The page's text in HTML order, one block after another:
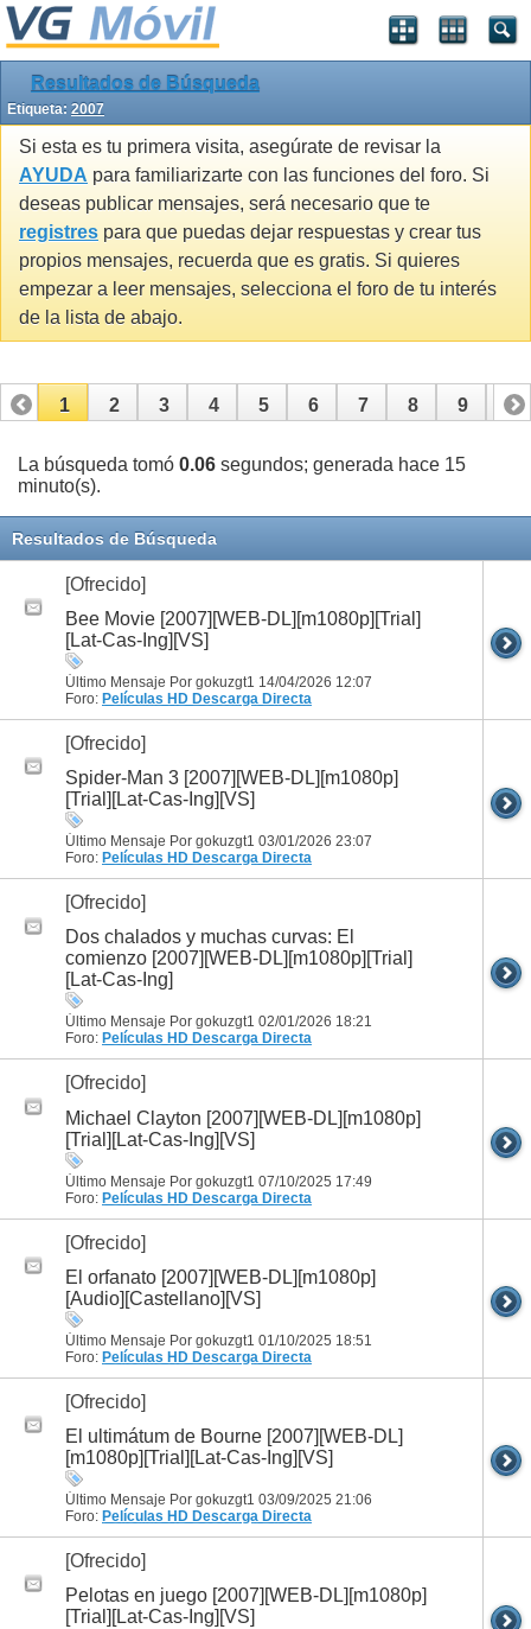
Resultados de Búsqueda
Etiqueta: 2007
Si esta es tu primera visita, asegúrate de revisar la
AYUDA para familiarizarte con las funciones del foro. Si
deseas publicar mensajes, será necesario que te
registres para que puedas dejar respuestas y crear tus
propios mensajes, recuerda que es gratis. Si quieres
empezar a leer mensajes, selecciona el foro de tu interés
de la lista de abajo.
1 2 3 4 5 6 7 8 9 10
11 12 13 14
La búsqueda tomó 0.06 segundos; generada hace 15
minuto(s).
Resultados de Búsqueda
[Ofrecido]
Bee Movie [2007][WEB-DL][m1080p][Trial]
[Lat-Cas-Ing][VS]
Último Mensaje Por gokuzgt1 14/04/2026 12:07
Foro: Películas HD Descarga Directa
[Ofrecido]
Spider-Man 3 [2007][WEB-DL][m1080p]
[Trial][Lat-Cas-Ing][VS]
Último Mensaje Por gokuzgt1 03/01/2026 23:07
Foro: Películas HD Descarga Directa
[Ofrecido]
Dos chalados y muchas curvas: El
comienzo [2007][WEB-DL][m1080p][Trial]
[Lat-Cas-Ing]
Último Mensaje Por gokuzgt1 02/01/2026 18:21
Foro: Películas HD Descarga Directa
[Ofrecido]
Michael Clayton [2007][WEB-DL][m1080p]
[Trial][Lat-Cas-Ing][VS]
Último Mensaje Por gokuzgt1 07/10/2025 17:49
Foro: Películas HD Descarga Directa
[Ofrecido]
El orfanato [2007][WEB-DL][m1080p]
[Audio][Castellano][VS]
Último Mensaje Por gokuzgt1 01/10/2025 18:51
Foro: Películas HD Descarga Directa
[Ofrecido]
El ultimátum de Bourne [2007][WEB-DL]
[m1080p][Trial][Lat-Cas-Ing][VS]
Último Mensaje Por gokuzgt1 03/09/2025 21:06
Foro: Películas HD Descarga Directa
[Ofrecido]
Pelotas en juego [2007][WEB-DL][m1080p]
[Trial][Lat-Cas-Ing][VS]